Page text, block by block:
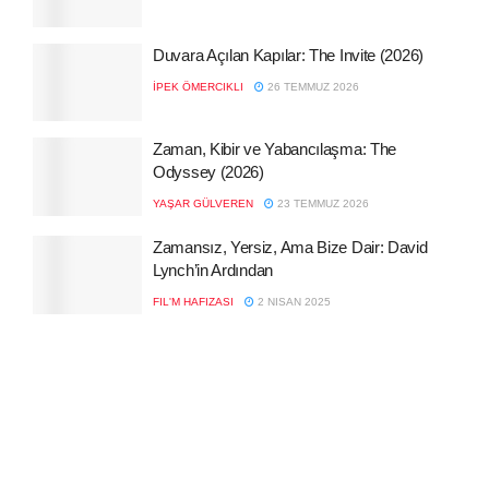
Duvara Açılan Kapılar: The Invite (2026)
İPEK ÖMERCIKLI 26 TEMMUZ 2026
Zaman, Kibir ve Yabancılaşma: The
Odyssey (2026)
YAŞAR GÜLVEREN 23 TEMMUZ 2026
Zamansız, Yersiz, Ama Bize Dair: David
Lynch’in Ardından
FIL'M HAFIZASI 2 NISAN 2025